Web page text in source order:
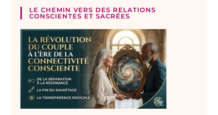
LE CHEMIN VERS DES RELATIONS
CONSCIENTES ET SACRÉES